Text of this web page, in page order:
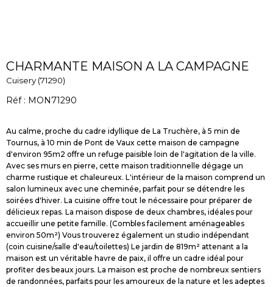
CHARMANTE MAISON A LA CAMPAGNE
Cuisery (71290)
Réf : MON71290
Au calme, proche du cadre idyllique de La Truchère, à 5 min de
Tournus, à 10 min de Pont de Vaux cette maison de campagne
d'environ 95m2 offre un refuge paisible loin de l'agitation de la ville.
Avec ses murs en pierre, cette maison traditionnelle dégage un
charme rustique et chaleureux. L'intérieur de la maison comprend un
salon lumineux avec une cheminée, parfait pour se détendre les
soirées d'hiver. La cuisine offre tout le nécessaire pour préparer de
délicieux repas. La maison dispose de deux chambres, idéales pour
accueillir une petite famille. (Combles facilement aménageables
environ 50m²) Vous trouverez également un studio indépendant
(coin cuisine/salle d'eau/toilettes) Le jardin de 819m² attenant a la
maison est un véritable havre de paix, il offre un cadre idéal pour
profiter des beaux jours. La maison est proche de nombreux sentiers
de randonnées, parfaits pour les amoureux de la nature et les adeptes